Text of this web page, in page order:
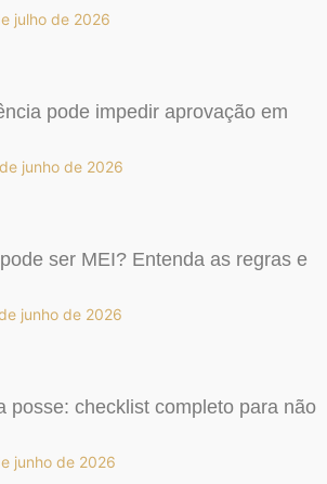
julho de 2026
pode impedir aprovação em
junho de 2026
ser MEI? Entenda as regras e
junho de 2026
posse: checklist completo para não
junho de 2026